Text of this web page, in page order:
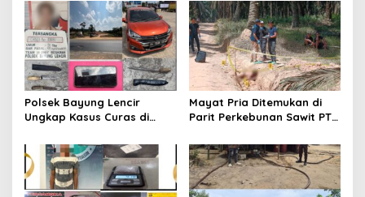
Penindakan dan
Pencegahan Terus
Dilakukan
Hukum Dipertanyakan
Polsek Bayung Lencir
Ungkap Kasus Curas di
Satu Pelaku Ditangkap Dua
Masih Diburu
Mayat Pria Ditemukan di
Parit Perkebunan Sawit PT
Selidiki Penyebab Kematian